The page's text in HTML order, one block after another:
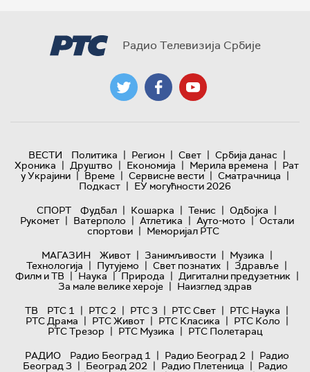
Радио Телевизија Србије
ВЕСТИ Политика | Регион | Свет | Србија данас |
Хроника | Друштво | Економија | Мерила времена | Рат
у Украјини | Време | Сервисне вести | Сматрачница |
Подкаст | ЕУ могућности 2026
СПОРТ
Фудбал | Кошарка | Тенис | Одбојка |
Рукомет | Ватерполо | Атлетика | Ауто-мото | Остали
спортови | Меморијал РТС
МАГАЗИН
Живот | Занимљивости | Музика |
Технологијa | Путујемо | Свет познатих | Здравље |
Филм и ТВ | Наука | Природа | Дигитални предузетник |
За мале велике хероје | Наизглед здрав
ТВ
РТС 1 | РТС 2 | РТС 3 | РТС Свет | РТС Наука |
РТС Драма | РТС Живот | РТС Класика | РТС Коло |
РТС Трезор | РТС Музика | РТС Полетарац
РАДИО
Радио Београд 1 | Радио Београд 2 | Радио
Београд 3 | Београд 202 | Радио Плетеница | Радио